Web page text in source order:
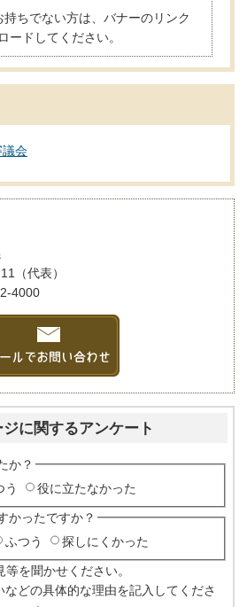
ちでない方は、バナーのリンク
ードしてください。
議会
（代表）
4000
ジに関するアンケート
か？
う 役に立たなかった
かったですか？
ふつう 探しにくかった
を聞かせください。
どの具体的な理由を記入してくださ